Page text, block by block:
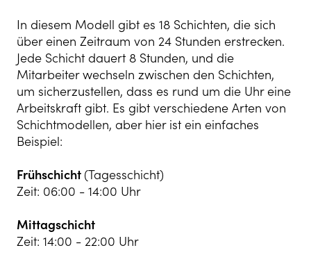
In diesem Modell gibt es 18 Schichten, die sich
über einen Zeitraum von 24 Stunden erstrecken.
Jede Schicht dauert 8 Stunden, und die
Mitarbeiter wechseln zwischen den Schichten,
um sicherzustellen, dass es rund um die Uhr eine
Arbeitskraft gibt. Es gibt verschiedene Arten von
Schichtmodellen, aber hier ist ein einfaches
Beispiel:
Frühschicht (Tagesschicht)
Zeit: 06:00 - 14:00 Uhr
Mittagschicht
Zeit: 14:00 - 22:00 Uhr